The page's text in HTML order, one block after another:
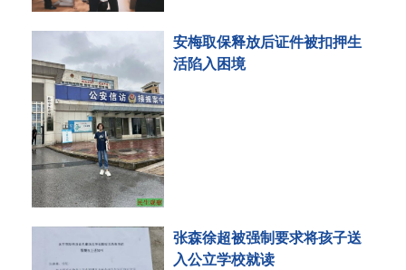
安梅取保释放后证件被扣押生
活陷入困境
张森徐超被强制要求将孩子送
入公立学校就读